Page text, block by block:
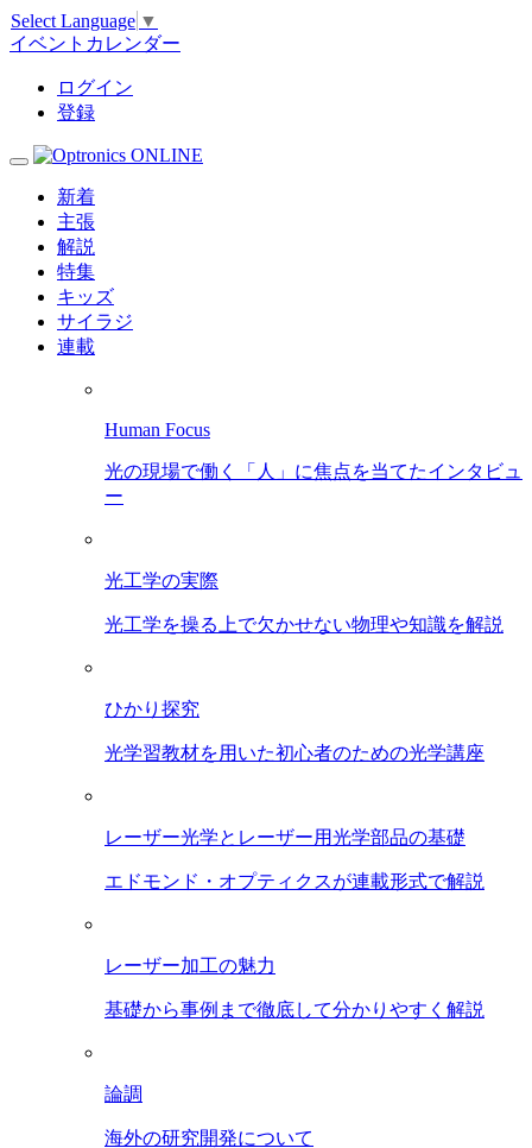
Select Language ▼
イベントカレンダー
ログイン
登録
新着
主張
解説
特集
キッズ
サイラジ
連載
Human Focus
光の現場で働く「人」に焦点を当てたインタビュ
ー
光工学の実際
光工学を操る上で欠かせない物理や知識を解説
ひかり探究
光学習教材を用いた初心者のための光学講座
レーザー光学とレーザー用光学部品の基礎
エドモンド・オプティクスが連載形式で解説
レーザー加工の魅力
基礎から事例まで徹底して分かりやすく解説
論調
海外の研究開発について